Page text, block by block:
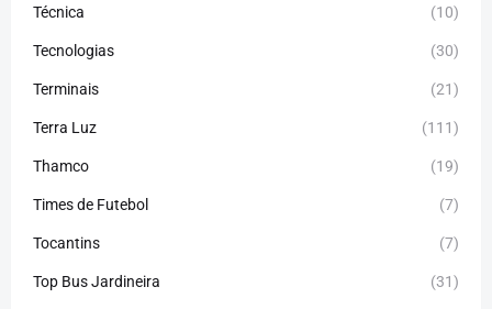
Técnica (10)
Tecnologias (30)
Terminais (21)
Terra Luz (111)
Thamco (19)
Times de Futebol (7)
Tocantins (7)
Top Bus Jardineira (31)